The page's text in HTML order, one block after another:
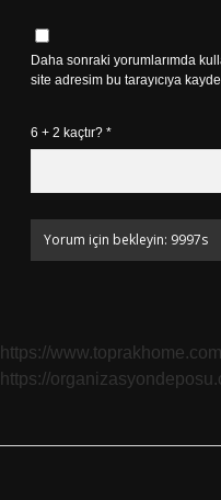
Daha sonraki yorumlarımda
site adresim bu tarayıcıya
6 + 2 kaçtır? *
https://www.toprakhome.com
https://